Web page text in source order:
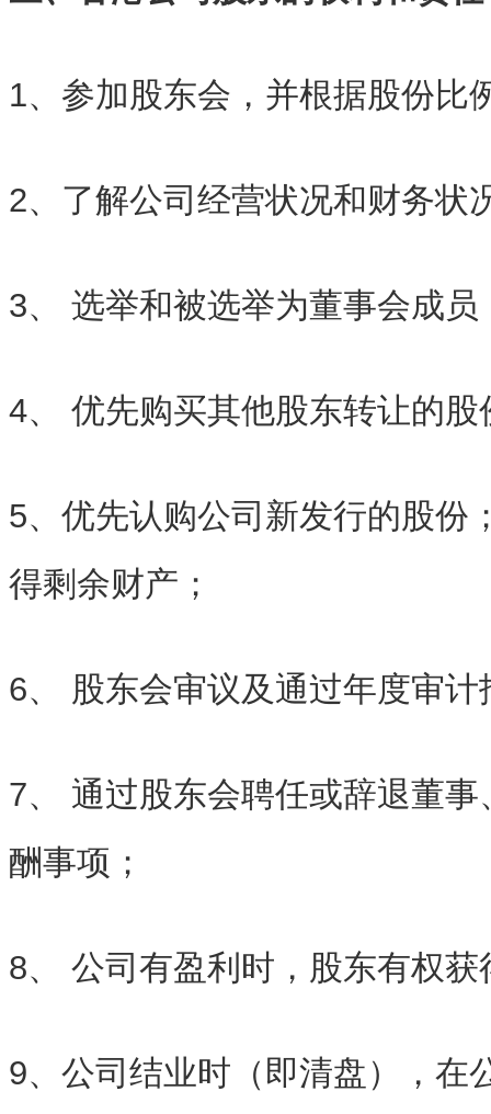
1、参加股东会，并根据股份比
2、了解公司经营状况和财务状
3、 选举和被选举为董事会成员
4、 优先购买其他股东转让的股
5、优先认购公司新发行的股份
得剩余财产；
6、 股东会审议及通过年度审计
7、 通过股东会聘任或辞退董
酬事项；
8、 公司有盈利时，股东有权
9、公司结业时（即清盘），在